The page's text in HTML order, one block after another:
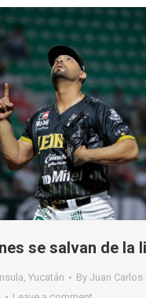
se salvan de la
, Yucatán By Juan Carlos